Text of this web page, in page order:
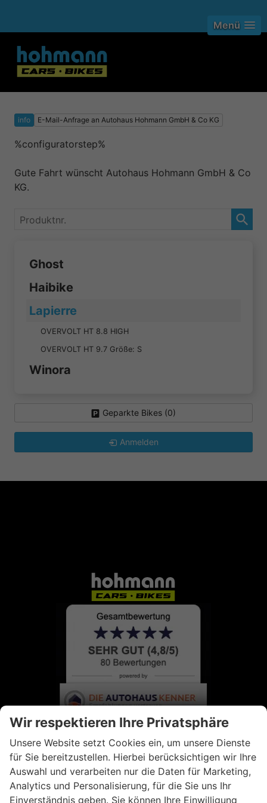
Menü
info E-Mail-Anfrage an Autohaus Hohmann GmbH & Co KG
%configuratorstep%
Gute Fahrt wünscht Autohaus Hohmann GmbH & Co
KG.
Produktnr.
Ghost
Haibike
Lapierre
OVERVOLT HT 8.8 HIGH
OVERVOLT HT 9.7 Größe: S
Winora
Geparkte Bikes (0)
Anmelden
Wir respektieren Ihre Privatsphäre
Unsere Website setzt Cookies ein, um unsere Dienste
für Sie bereitzustellen. Hierbei berücksichtigen wir Ihre
Auswahl und verarbeiten nur die Daten für Marketing,
Analytics und Personalisierung, für die Sie uns Ihr
Einverständnis geben. Sie können Ihre Einwilligung